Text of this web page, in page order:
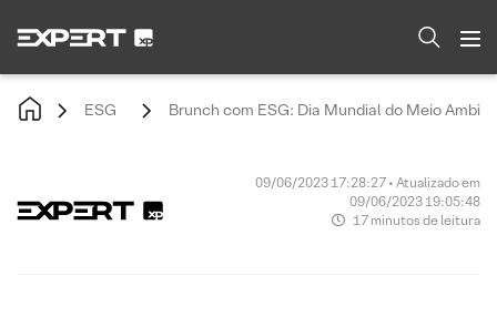
ESG Brunch com ESG: Dia Mundial do Meio
09/06/2023 17:28:27 • Atualizado em
09/06/2023 19:05:48
17 minutos de leitura